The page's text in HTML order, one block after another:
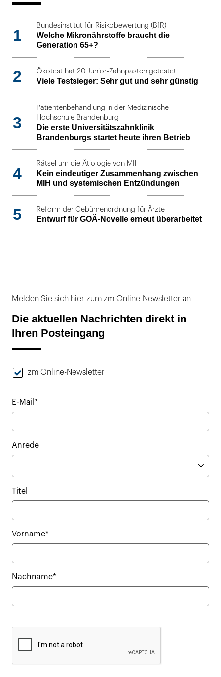
1
Bundesinstitut für Risikobewertung (BfR)
Welche Mikronährstoffe braucht die
Generation 65+?
2 Ökotest hat 20 Junior-Zahnpasten getestet
Viele Testsieger: Sehr gut und sehr günstig
3
Patientenbehandlung in der Medizinische
Hochschule Brandenburg
Die erste Universitätszahnklinik
Brandenburgs startet heute ihren Betrieb
4
Rätsel um die Ätiologie von MIH
Kein eindeutiger Zusammenhang zwischen
MIH und systemischen Entzündungen
5 Reform der Gebührenordnung für Ärzte
Entwurf für GOÄ-Novelle erneut überarbeitet
Melden Sie sich hier zum zm Online-Newsletter an
Die aktuellen Nachrichten direkt in
Ihren Posteingang
zm Online-Newsletter
E-Mail*
Anrede
Titel
Vorname*
Nachname*